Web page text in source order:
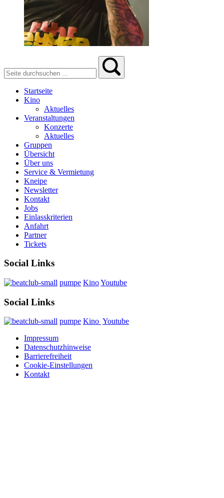
Startseite
Kino
Aktuelles
Veranstaltungen
Konzerte
Aktuelles
Gruppen
Übersicht
Über uns
Service & Vermietung
Kneipe
Newsletter
Kontakt
Jobs
Einlasskriterien
Anfahrt
Partner
Tickets
Social Links
pumpe KinoYoutube
Social Links
pumpe Kino Youtube
Impressum
Datenschutzhinweise
Barrierefreiheit
Cookie-Einstellungen
Kontakt